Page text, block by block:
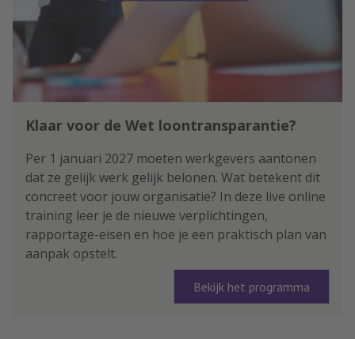
Klaar voor de Wet loontransparantie?
Per 1 januari 2027 moeten werkgevers aantonen
dat ze gelijk werk gelijk belonen. Wat betekent dit
concreet voor jouw organisatie? In deze live online
training leer je de nieuwe verplichtingen,
rapportage-eisen en hoe je een praktisch plan van
aanpak opstelt.
Bekijk het programma